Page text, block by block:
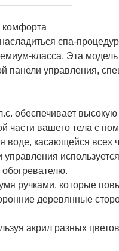
комфорта
спа-
класса. Эта
панели управления,
обеспечивает
части вашего тела с
воде, касающейся всех
ручками, которые
деревянные
акрил разных